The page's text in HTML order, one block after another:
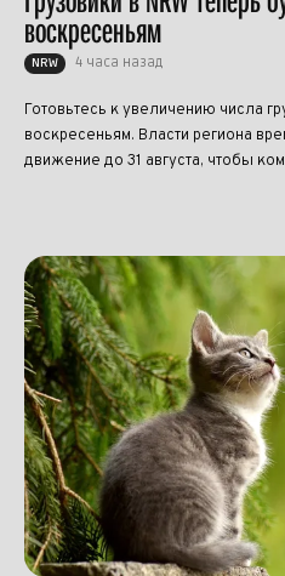
воскресеньям
NRW 4 часа назад
Готовьтесь к увеличению числа
воскресеньям. Власти региона
движение до 31 августа, чтобы